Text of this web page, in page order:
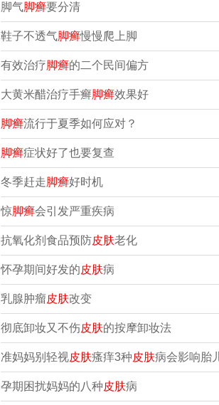
脚气脚癣要分清
鞋子不透气脚癣慢慢爬上脚
有效治疗脚癣的二个民间偏方
大黄米醋治疗手癣脚癣效果好
脚癣流行于夏季如何应对？
脚癣症状好了也要复查
冬季赶走脚癣好时机
惊脚癣会引发严重疾病
抗氧化剂食品预防皮肤老化
怀孕期间好发的皮肤病
乳腺肿瘤皮肤改变
彻底卸妆又不伤皮肤的按摩卸妆法
准妈妈别轻视皮肤瘙痒3种皮肤病会影响胎
孕期困扰妈妈的八种皮肤病